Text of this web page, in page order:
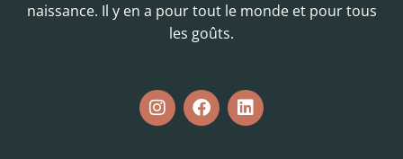
naissance. Il y en a pour tout le monde et pour tous
les goûts.